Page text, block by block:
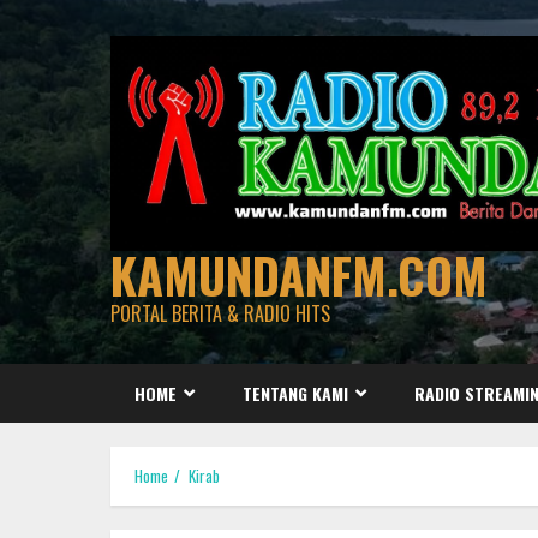
content
KAMUNDANFM.COM
PORTAL BERITA & RADIO HITS
HOME TENTANG KAMI RADIO
Home Kirab